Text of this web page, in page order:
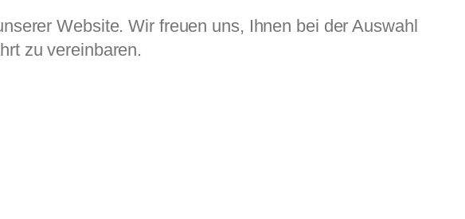
Website. Wir freuen uns, Ihnen bei der Auswahl
zu vereinbaren.